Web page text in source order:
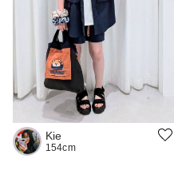
Kie
154cm